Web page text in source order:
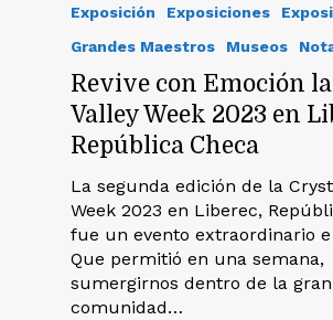
Exposición
Exposiciones
Grandes Maestros
Museos
Revive con Emoción
Valley Week 2023 en
República Checa
La segunda edición de la
Week 2023 en Liberec,
fue un evento extraordinario
Que permitió en una semana,
sumergirnos dentro de la gran
comunidad…